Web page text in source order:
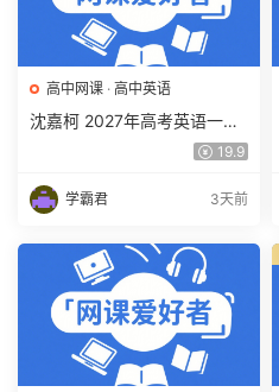
高中网课 · 高中英语
沈嘉柯 2027年高考英语一轮
复习网课教程 高三英语 上学
下载
19.9
学霸君 3天前